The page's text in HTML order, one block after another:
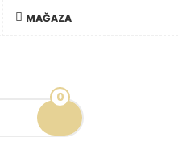
MAĞAZA
0